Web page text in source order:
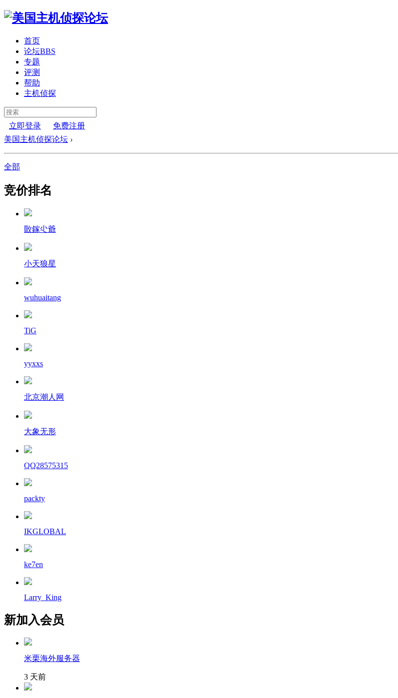
首页
论坛BBS
专题
评测
帮助
主机侦探
立即登录
免费注册
美国主机侦探论坛 ›
全部
竞价排名
贁鎵尐爺
小天狼星
wuhuaitang
TiG
yyxxs
北京潮人网
大象无形
QQ28575315
packty
IKGLOBAL
ke7en
Larry_King
新加入会员
米栗海外服务器
3 天前